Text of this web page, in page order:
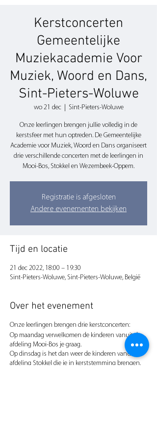
Kerstconcerten
Gemeentelijke
Muziekacademie Voor
Muziek, Woord en Dans,
Sint-Pieters-Woluwe
wo 21 dec
  |
Sint-Pieters-Woluwe
Onze leerlingen brengen jullie volledig in de
kerstsfeer met hun optreden. De Gemeentelijke
Academie voor Muziek, Woord en Dans organiseert
drie verschillende concerten met de leerlingen in
Mooi-Bos, Stokkel en Wezembeek-Oppem.
Registratie is afgesloten
Andere evenementen bekijken
Tijd en locatie
21 dec 2022, 18:00 – 19:30
Sint-Pieters-Woluwe, Sint-Pieters-Woluwe, België
Over het evenement
Onze leerlingen brengen drie kerstconcerten:
Op maandag verwelkomen de kinderen vanuit de
afdeling Mooi-Bos je graag.
Op dinsdag is het dan weer de kinderen vanuit de
afdeling Stokkel die je in kerststemming brengen.